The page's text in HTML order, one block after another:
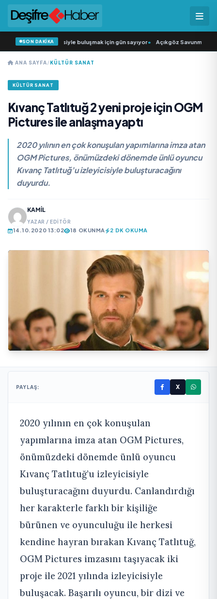
SON DAKİKA
Şarkıcısı” seyircisiyle buluşmak için gün sayıyor• Açıkgöz Savunma
ANA SAYFA/KÜLTÜR SANAT
KÜLTÜR SANAT
Kıvanç Tatlıtuğ 2 yeni proje için OGM
Pictures ile anlaşma yaptı
2020 yılının en çok konuşulan yapımlarına imza atan
OGM Pictures, önümüzdeki dönemde ünlü oyuncu
Kıvanç Tatlıtuğ’u izleyicisiyle buluşturacağını
duyurdu.
KAMIL
YAZAR / EDITÖR
14.10.2020 13:02 18 OKUNMA 2 DK OKUMA
PAYLAŞ: X
2020 yılının en çok konuşulan
yapımlarına imza atan OGM Pictures,
önümüzdeki dönemde ünlü oyuncu
Kıvanç Tatlıtuğ’u izleyicisiyle
buluşturacağını duyurdu. Canlandırdığı
her karakterle farklı bir kişiliğe
bürünen ve oyunculuğu ile herkesi
kendine hayran bırakan Kıvanç Tatlıtuğ,
OGM Pictures imzasını taşıyacak iki
proje ile 2021 yılında izleyicisiyle
buluşacak. Başarılı oyuncu, bir dizi ve